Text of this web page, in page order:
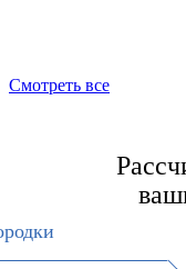
Смотреть все